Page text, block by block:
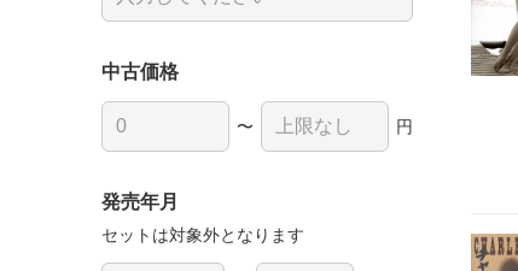
中古価格
〜 円
発売年月
セットは対象外となります